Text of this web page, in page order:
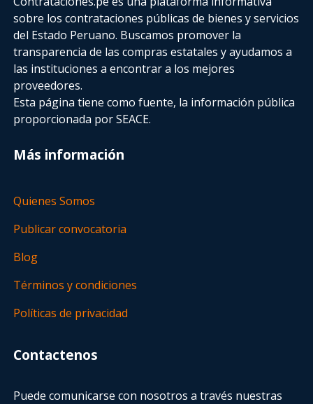
sobre los contrataciones públicas de bienes y servicios
del Estado Peruano. Buscamos promover la
transparencia de las compras estatalesy ayudamos a
las instituciones a encontrar a los mejores
proveedores.
Esta página tiene como fuente, la información pública
proporcionada por SEACE.
Más información
Quienes Somos
Publicar convocatoria
Blog
Términos y condiciones
Políticas de privacidad
Contactenos
Puede comunicarse con nosotros a través nuestras